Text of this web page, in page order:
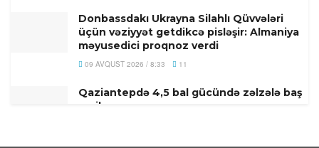
Donbassdakı Ukrayna Silahlı Qüvvələri
üçün vəziyyət getdikcə pisləşir: Almaniya
məyusedici proqnoz verdi
09 AVQUST 2026 / 8:33 11
Qaziantepdə 4,5 bal gücündə zəlzələ baş
verib